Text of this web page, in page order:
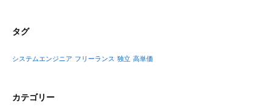
タグ
システムエンジニア フリーランス 独立 高単価
カテゴリー